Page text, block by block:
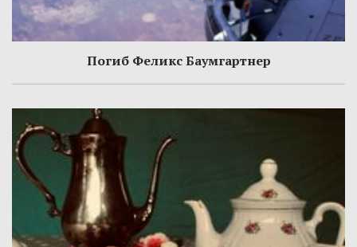
Погиб Феликс Баумгартнер